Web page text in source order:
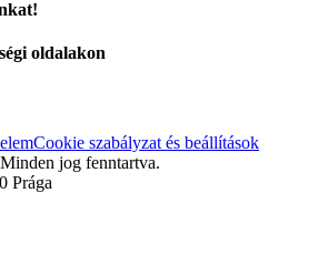
oldalakon
Cookie szabályzat és beállítások
jog fenntartva.
Prága